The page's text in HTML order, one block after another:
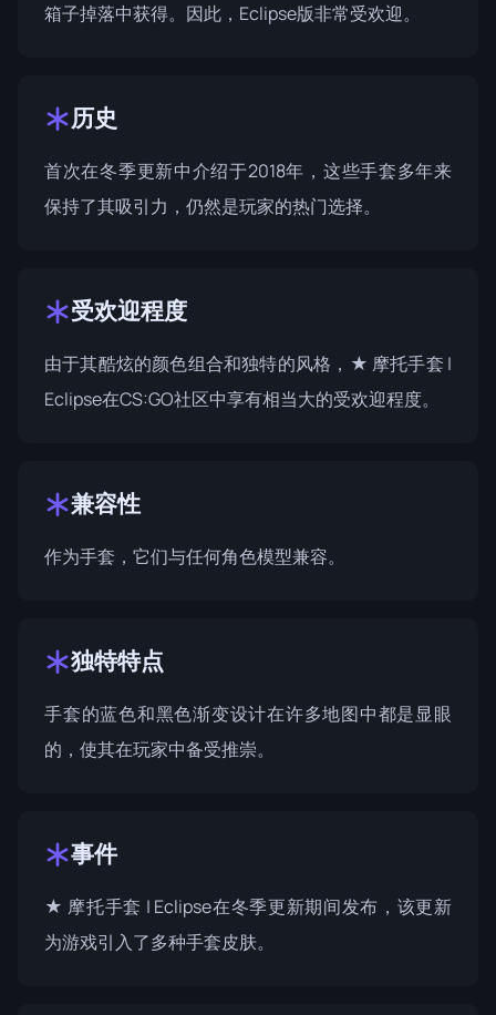
箱子掉落中获得。因此，Eclipse版非常受欢迎。
历史
首次在冬季更新中介绍于2018年，这些手套多年来
保持了其吸引力，仍然是玩家的热门选择。
受欢迎程度
由于其酷炫的颜色组合和独特的风格，★ 摩托手套 |
Eclipse在CS:GO社区中享有相当大的受欢迎程度。
兼容性
作为手套，它们与任何角色模型兼容。
独特特点
手套的蓝色和黑色渐变设计在许多地图中都是显眼
的，使其在玩家中备受推崇。
事件
★ 摩托手套 | Eclipse在冬季更新期间发布，该更新
为游戏引入了多种手套皮肤。